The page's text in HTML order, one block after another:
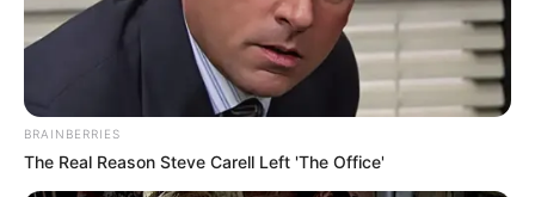
BRAINBERRIES
The Real Reason Steve Carell Left 'The Office'